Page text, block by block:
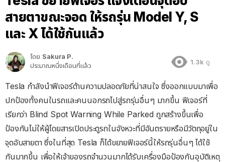
สายตาขณะจอด ให้รถรุ่น Model Y, S
และ X ได้ใช้กันแล้ว
โดย Sakura P.
ประมาณหนึ่งเดือนที่แล้ว
1.3k ดู
Tesla กำลังนำฟีเจอร์ด้านความปลอดภัยที่น่าสนใจ ซึ่งออกแบบมาเพื่อ
ปกป้องทั้งคนในรถและคนนอกรถไปสู่รถรุ่นอื่นๆ มากขึ้น ฟีเจอร์ที่
เรียกว่า Blind Spot Warning While Parked ถูกสร้างขึ้นเพื่อ
ป้องกันไม่ให้ผู้โดยสารเปิดประตูรถในจังหวะที่มีอันตรายหรือมีวัตถุอยู่ใน
จุดอับสายตา ซึ่งในที่สุด Tesla ก็ได้ขยายฟีเจอร์นี้ให้รถรุ่นอื่นๆ ได้ใช้
กันมากขึ้น เพื่อให้เจ้าของรถจำนวนมากได้รับเครื่องมือป้องกันอุบัติเหตุ